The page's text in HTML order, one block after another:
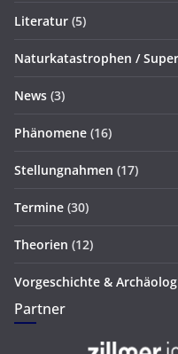
Literatur (5)
Naturkatastrophen /
News (3)
Phänomene (16)
Stellungnahmen (17)
Termine (30)
Theorien (12)
Vorgeschichte &
Partner